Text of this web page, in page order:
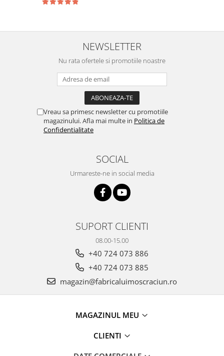
Stewart, Model 1,
NEWSLETTER
Nu rata ofertele si promotiile noastre
Vreau sa primesc newsletter cu promotiile
magazinului. Afla mai multe in Politica de
Confidentialitate
SOCIAL
Urmareste-ne in social media
SUPORT CLIENTI
08.00-15.00
+40 724 073 886
+40 724 073 885
magazin@fabricaluimoscraciun.ro
MAGAZINUL MEU
CLIENTI